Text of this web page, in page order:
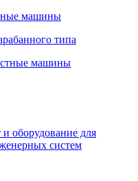
машины
типа
машины
оборудование для
систем